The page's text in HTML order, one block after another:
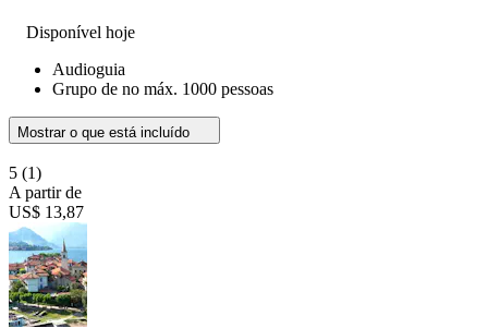
Disponível hoje
Audioguia
Grupo de no máx. 1000 pessoas
Mostrar o que está incluído
5 (1)
A partir de
US$ 13,87